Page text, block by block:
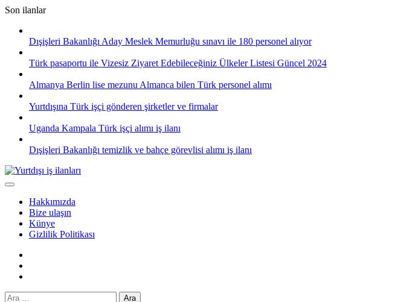
Skip
content
Son ilanlar
Dışişleri Bakanlığı Aday Meslek Memurluğu sınavı ile 180 personel alıyor
Türk pasaportu ile Vizesiz Ziyaret Edebileceğiniz Ülkeler Listesi Güncel 2024
Almanya Berlin lise mezunu Almanca bilen Türk personel alımı
Yurtdışına Türk işçi gönderen şirketler ve firmalar
Uganda Kampala Türk işçi alımı iş ilanı
Dışişleri Bakanlığı temizlik ve bahçe görevlisi alımı iş ilanı
Hakkımızda
Bize ulaşın
Künye
Gizlilik Politikası
Arama: